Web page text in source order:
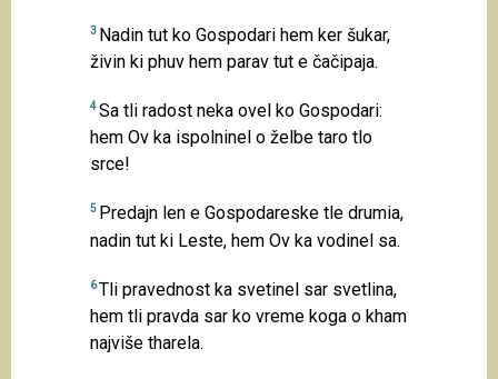
3 Nadin tut ko Gospodari hem ker šukar,
živin ki phuv hem parav tut e čačipaja.
4Sa tli radost neka ovel ko Gospodari:
hem Ov ka ispolninel o želbe taro tlo
srce!
5 Predajn len e Gospodareske tle drumia,
nadin tut ki Leste, hem Ov ka vodinel sa.
6Tli pravednost ka svetinel sar svetlina,
hem tli pravda sar ko vreme koga o kham
najviše tharela.